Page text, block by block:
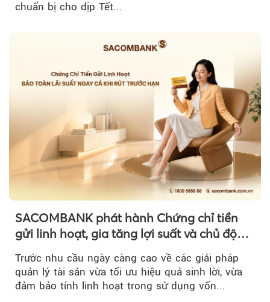
chuẩn bị cho dịp Tết...
SACOMBANK phát hành Chứng chỉ tiền
gửi linh hoạt, gia tăng lợi suất và chủ động
Trước nhu cầu ngày càng cao về các giải pháp
quản lý tài sản vừa tối ưu hiệu quả sinh lời, vừa
đảm bảo tính linh hoạt trong sử dụng vốn...